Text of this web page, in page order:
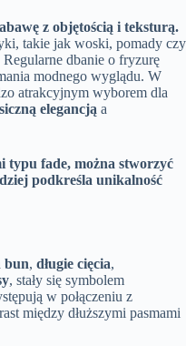
z objętością i teksturą.
takie jak woski, pomady czy
dbanie o fryzurę
modnego wyglądu. W
atrakcyjnym wyborem dla
elegancją a
typu fade, można stworzyć
podkreśla unikalność
bun, długie cięcia,
, stały się symbolem
w połączeniu z
między dłuższymi pasmami